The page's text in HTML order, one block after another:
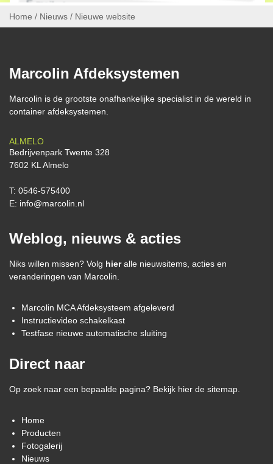
Home / Nieuws / Nieuwe website
Marcolin Afdeksystemen
Marcolin is de grootste onafhankelijke specialist in de wereld in
container afdeksystemen.
ALMELO
Bedrijvenpark Twente 328
7602 KL Almelo
T: 0546-575400
E: info@marcolin.nl
Weblog, nieuws & acties
Niks willen missen? Volg hier alle nieuwsitems, acties en
veranderingen van Marcolin.
Marcolin MCA Afdeksysteem afgeleverd
Instructievideo schakelkast
Testfase nieuwe automatische sluiting
Direct naar
Op zoek naar een bepaalde pagina? Bekijk hier de sitemap.
Home
Producten
Fotogalerij
Nieuws